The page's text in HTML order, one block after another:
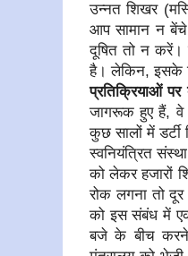
उन्नत शिखर
आप सामान न
दूषित तो न करें।
है। लेकिन, इसके
प्रतिक्रियाओं पर
जागरूक हुए हैं, वे
कुछ सालों में डर्टी
स्वनियंत्रित
को लेकर हजारों
रोक लगना तो
को इस संबंध में एक
बजे के बीच करने